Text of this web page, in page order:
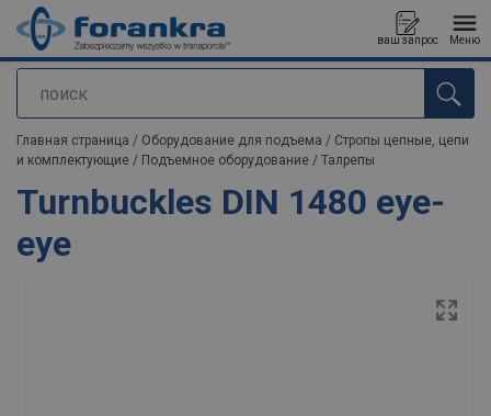
поиск
ваш запрос Меню
Продукт добавлен в ваш запрос
Главная страница / Оборудование для подъема / Стропы цепные, цепи
и комплектующие / Подъемное оборудование / Талрепы
Turnbuckles DIN 1480 eye-
eye